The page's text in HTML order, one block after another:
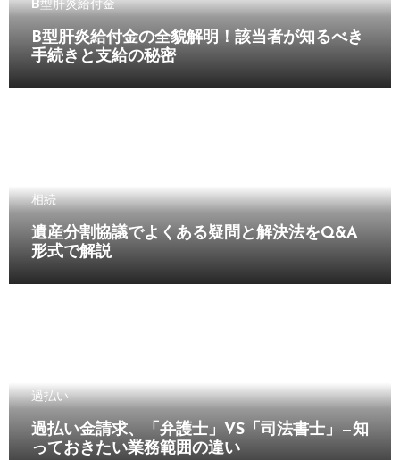
B型肝炎給付金
B型肝炎給付金の全貌解明！該当者が知るべき
手続きと支給の秘密
相続
遺産分割協議でよくある疑問と解決法をQ&A
形式で解説
過払い
過払い金請求、「弁護士」VS「司法書士」—知
っておきたい業務範囲の違い